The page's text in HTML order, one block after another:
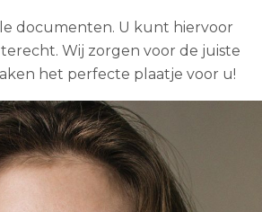
documenten. U kunt hiervoor
Wij zorgen voor de juiste
het perfecte plaatje voor u!